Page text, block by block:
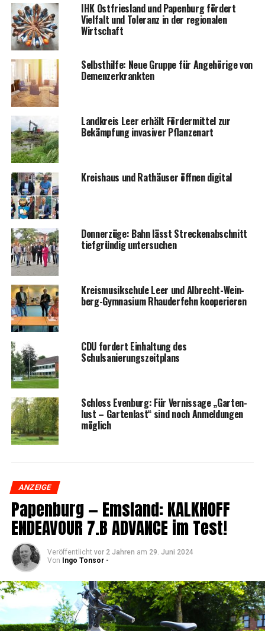
IHK Ost­fries­land und Papen­burg för­dert
Viel­falt und Tole­ranz in der regio­na­len
Wirtschaft
Selbst­hil­fe: Neue Grup­pe für Ange­hö­ri­ge von
Demenzerkrankten
Land­kreis Leer erhält För­der­mit­tel zur
Bekämp­fung inva­si­ver Pflanzenart
Kreis­haus und Rat­häu­ser öff­nen digital
Don­ner­zü­ge: Bahn lässt Stre­cken­ab­schnitt
tief­grün­dig untersuchen
Kreis­mu­sik­schu­le Leer und Albrecht-Wein­
berg-Gym­na­si­um Rhau­der­fehn kooperieren
CDU for­dert Ein­hal­tung des
Schulsanierungszeitplans
Schloss Even­burg: Für Ver­nis­sa­ge „Gar­ten­
lust – Gar­ten­last“ sind noch Anmel­dun­gen
möglich
ANZEIGE
Papen­burg — Ems­land: KALKHOFF
ENDEAVOUR 7.B ADVANCE im Test!
Veröffentlicht vor 2 Jahren am 29. Juni 2024
Von Ingo Tonsor -